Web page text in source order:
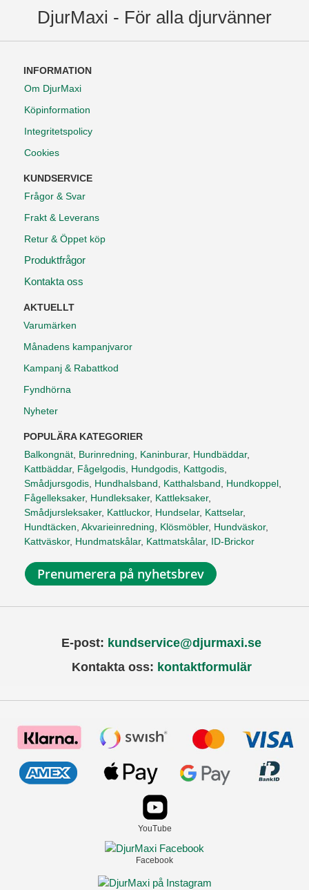
DjurMaxi - För alla djurvänner
INFORMATION
Om DjurMaxi
Köpinformation
Integritetspolicy
Cookies
KUNDSERVICE
Frågor & Svar
Frakt & Leverans
Retur & Öppet köp
Produktfrågor
Kontakta oss
AKTUELLT
Varumärken
Månadens kampanjvaror
Kampanj & Rabattkod
Fyndhörna
Nyheter
POPULÄRA KATEGORIER
Balkongnät, Burinredning, Kaninburar, Hundbäddar,
Kattbäddar, Fågelgodis, Hundgodis, Kattgodis,
Smådjursgodis, Hundhalsband, Katthalsband, Hundkoppel,
Fågelleksaker, Hundleksaker, Kattleksaker,
Smådjursleksaker, Kattluckor, Hundselar, Kattselar,
Hundtäcken, Akvarieinredning, Klösmöbler, Hundväskor,
Kattväskor, Hundmatskålar, Kattmatskålar, ID-Brickor
Prenumerera på nyhetsbrev
E-post: kundservice@djurmaxi.se
Kontakta oss: kontaktformulär
YouTube
Facebook